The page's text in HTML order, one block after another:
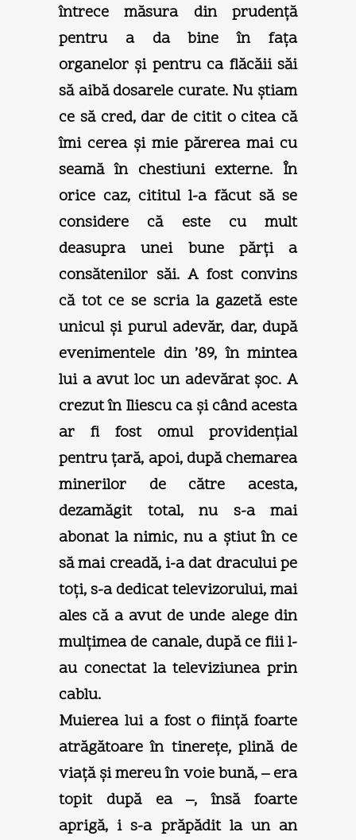
întrece măsura din prudenţă
pentru a da bine în faţa
organelor şi pentru ca flăcăii săi
să aibă dosarele curate. Nu ştiam
ce să cred, dar de citit o citea că
îmi cerea şi mie părerea mai cu
seamă în chestiuni externe. În
orice caz, cititul l-a făcut să se
considere că este cu mult
deasupra unei bune părţi a
consătenilor săi. A fost convins
că tot ce se scria la gazetă este
unicul şi purul adevăr, dar, după
evenimentele din ’89, în mintea
lui a avut loc un adevărat şoc. A
crezut în Iliescu ca şi când acesta
ar fi fost omul providenţial
pentru ţară, apoi, după chemarea
minerilor de către acesta,
dezamăgit total, nu s-a mai
abonat la nimic, nu a ştiut în ce
să mai creadă, i-a dat dracului pe
toţi, s-a dedicat televizorului, mai
ales că a avut de unde alege din
mulţimea de canale, după ce fiii l-
au conectat la televiziunea prin
cablu.
Muierea lui a fost o fiinţă foarte
atrăgătoare în tinereţe, plină de
viaţă şi mereu în voie bună, – era
topit după ea –, însă foarte
aprigă, i s-a prăpădit la un an